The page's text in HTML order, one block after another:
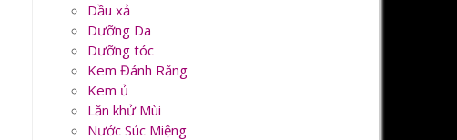
Dầu xả
Dưỡng Da
Dưỡng tóc
Kem Đánh Răng
Kem ủ
Lăn khử Mùi
Nước Súc Miệng